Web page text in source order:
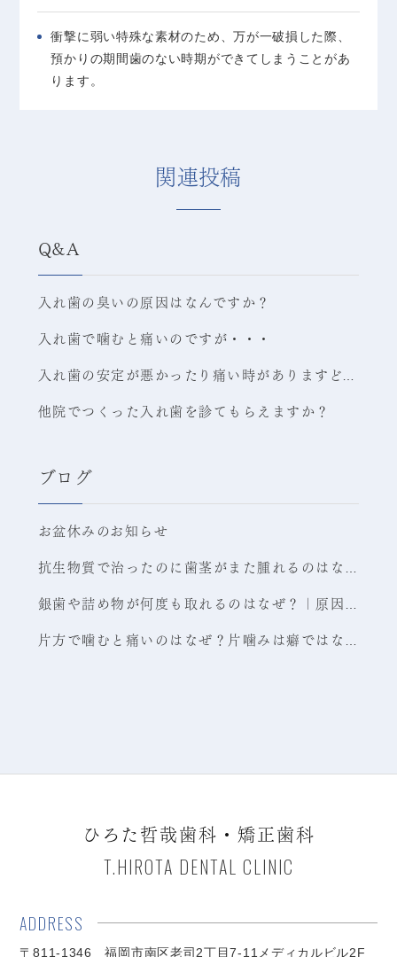
衝撃に弱い特殊な素材のため、万が一破損した際、
預かりの期間歯のない時期ができてしまうことがあ
ります。
関連投稿
Q&A
入れ歯の臭いの原因はなんですか？
入れ歯で噛むと痛いのですが・・・
他院でつくった入れ歯を診てもらえますか？
ブログ
お盆休みのお知らせ
ひろた哲哉歯科・矯正歯科
T.HIROTA DENTAL CLINIC
ADDRESS
〒811-1346 福岡市南区老司2丁目7-11メディカルビル2F